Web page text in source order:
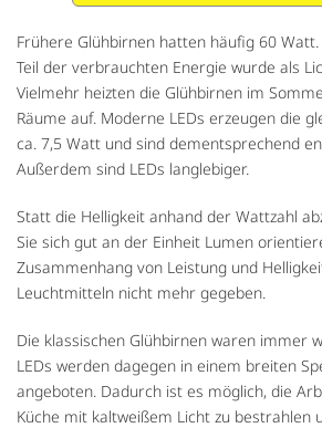
Frühere Glühbirnen hatten häufig 60
Teil der verbrauchten Energie wurde als
Vielmehr heizten die Glühbirnen im
Räume auf. Moderne LEDs erzeugen die
ca. 7,5 Watt und sind dementsprechend
Außerdem sind LEDs langlebiger.
Statt die Helligkeit anhand der Wattzahl
Sie sich gut an der Einheit Lumen
Zusammenhang von Leistung und
Leuchtmitteln nicht mehr gegeben.
Die klassischen Glühbirnen waren immer
LEDs werden dagegen in einem breiten
angeboten. Dadurch ist es möglich, die
Küche mit kaltweißem Licht zu bestrahlen